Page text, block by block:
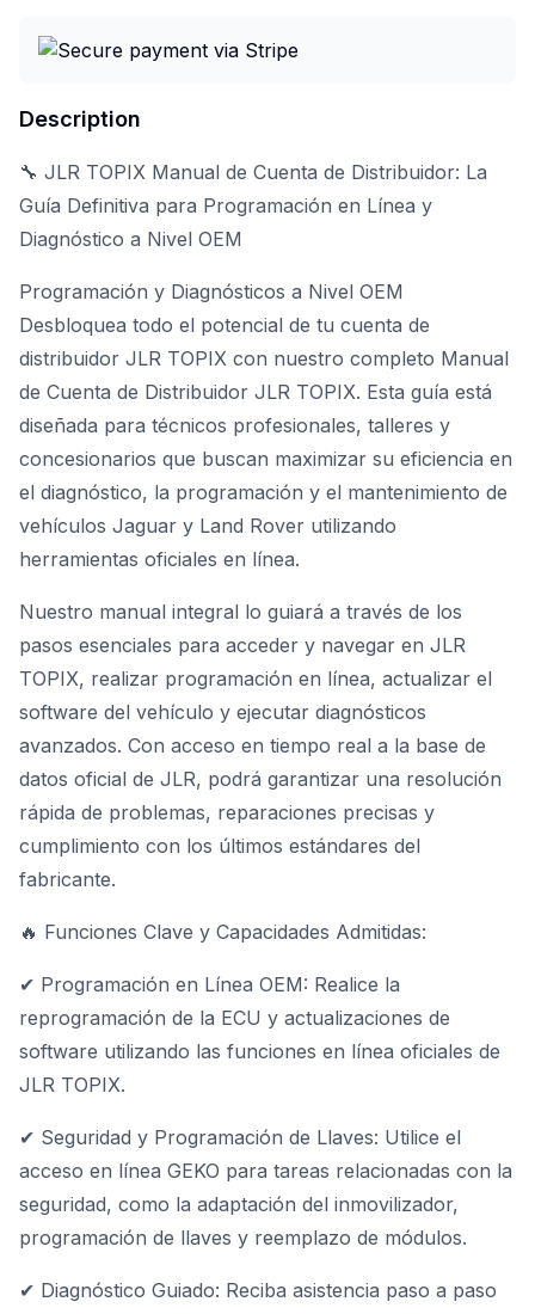
Description
🔧 JLR TOPIX Manual de Cuenta de Distribuidor: La
Guía Definitiva para Programación en Línea y
Diagnóstico a Nivel OEM
Programación y Diagnósticos a Nivel OEM
Desbloquea todo el potencial de tu cuenta de
distribuidor JLR TOPIX con nuestro completo Manual
de Cuenta de Distribuidor JLR TOPIX. Esta guía está
diseñada para técnicos profesionales, talleres y
concesionarios que buscan maximizar su eficiencia en
el diagnóstico, la programación y el mantenimiento de
vehículos Jaguar y Land Rover utilizando
herramientas oficiales en línea.
Nuestro manual integral lo guiará a través de los
pasos esenciales para acceder y navegar en JLR
TOPIX, realizar programación en línea, actualizar el
software del vehículo y ejecutar diagnósticos
avanzados. Con acceso en tiempo real a la base de
datos oficial de JLR, podrá garantizar una resolución
rápida de problemas, reparaciones precisas y
cumplimiento con los últimos estándares del
fabricante.
🔥 Funciones Clave y Capacidades Admitidas:
✔ Programación en Línea OEM: Realice la
reprogramación de la ECU y actualizaciones de
software utilizando las funciones en línea oficiales de
JLR TOPIX.
✔ Seguridad y Programación de Llaves: Utilice el
acceso en línea GEKO para tareas relacionadas con la
seguridad, como la adaptación del inmovilizador,
programación de llaves y reemplazo de módulos.
✔ Diagnóstico Guiado: Reciba asistencia paso a paso